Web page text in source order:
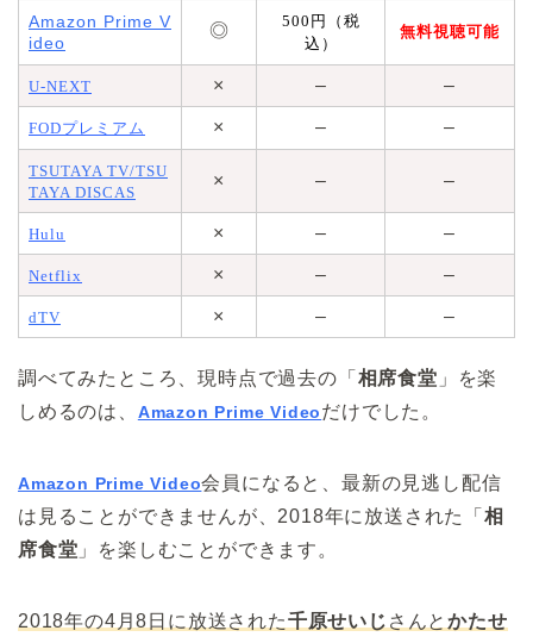
Amazon Prime V
ideo
◎
500円（税
込）
無料視聴可能
U-NEXT × – –
FODプレミアム × – –
TSUTAYA TV/TSU
TAYA DISCAS
× – –
Hulu × – –
Netflix × – –
dTV × – –
調べてみたところ、現時点で過去の「 相席食堂 」を楽
しめるのは、 Amazon Prime Videoだけでした。
Amazon Prime Video会員になると、最新の見逃し配信
は見ることができませんが、2018年に放送された「 相
席食堂 」を楽しむことができます。
2018年の4月8日に放送された千原せいじ さんとかたせ